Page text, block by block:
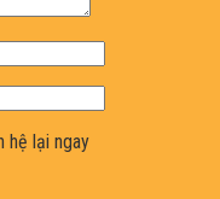
hệ lại ngay